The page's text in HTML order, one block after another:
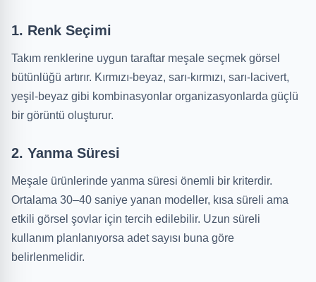
1. Renk Seçimi
Takım renklerine uygun taraftar meşale seçmek görsel
bütünlüğü artırır. Kırmızı-beyaz, sarı-kırmızı, sarı-lacivert,
yeşil-beyaz gibi kombinasyonlar organizasyonlarda güçlü
bir görüntü oluşturur.
2. Yanma Süresi
Meşale ürünlerinde yanma süresi önemli bir kriterdir.
Ortalama 30–40 saniye yanan modeller, kısa süreli ama
etkili görsel şovlar için tercih edilebilir. Uzun süreli
kullanım planlanıyorsa adet sayısı buna göre
belirlenmelidir.